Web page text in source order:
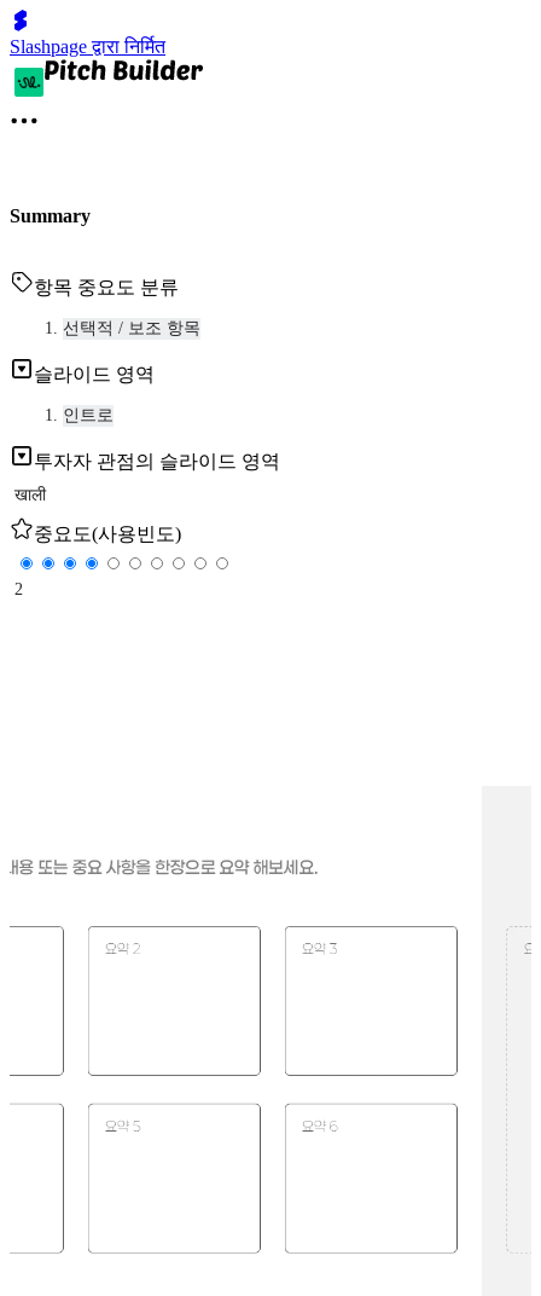
Slashpage द्वारा निर्मित
Summary
항목 중요도 분류
선택적 / 보조 항목
슬라이드 영역
인트로
투자자 관점의 슬라이드 영역
खाली
중요도(사용빈도)
2